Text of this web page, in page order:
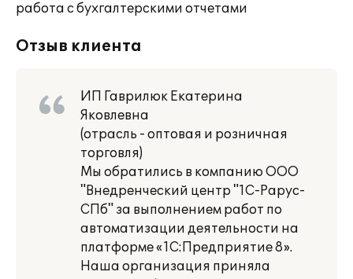
работа с бухгалтерскими отчетами
Отзыв клиента
ИП Гаврилюк Екатерина
Яковлевна
(отрасль - оптовая и розничная
торговля)
Мы обратились в компанию ООО
"Внедренческий центр "1С-Рарус-
СПб" за выполнением работ по
автоматизации деятельности на
платформе «1С:Предприятие 8».
Наша организация приняла